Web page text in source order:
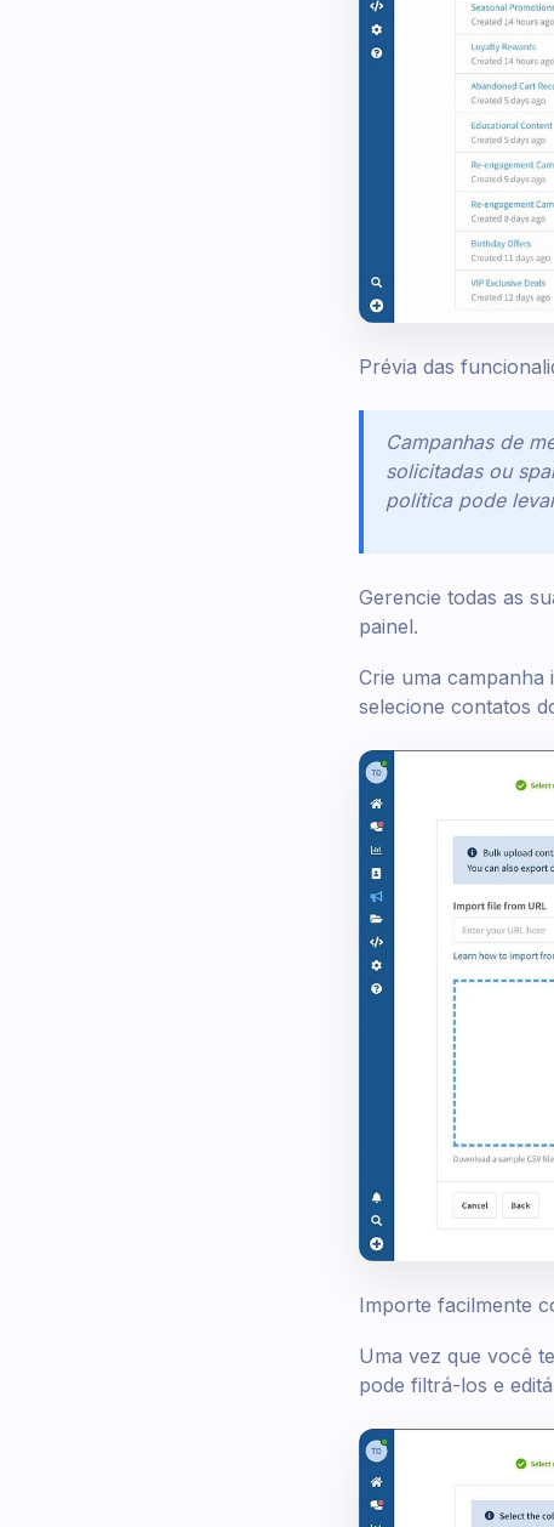
Prévia das
Campanhas de
solicitadas ou
política pode
Gerencie todas as
painel.
Crie uma campanha
selecione contatos
Importe facilmente
Uma vez que você
pode filtrá-los e